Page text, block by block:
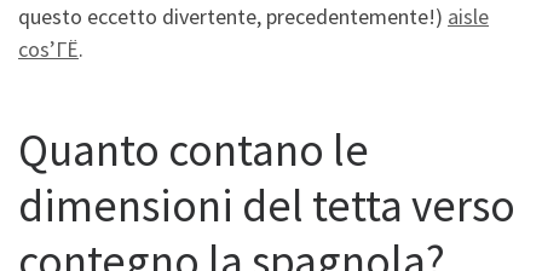
questo eccetto divertente, precedentemente!) aisle
cos’ГЁ.
Quanto contano le
dimensioni del tetta verso